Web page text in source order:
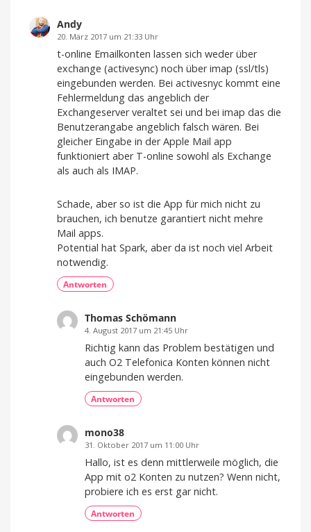
Andy
20. März 2017 um 21:33 Uhr
t-online Emailkonten lassen sich weder über
exchange (activesync) noch über imap (ssl/tls)
eingebunden werden. Bei activesnyc kommt eine
Fehlermeldung das angeblich der
Exchangeserver veraltet sei und bei imap das die
Benutzerangabe angeblich falsch wären. Bei
gleicher Eingabe in der Apple Mail app
funktioniert aber T-online sowohl als Exchange
als auch als IMAP.
Schade, aber so ist die App für mich nicht zu
brauchen, ich benutze garantiert nicht mehre
Mail apps.
Potential hat Spark, aber da ist noch viel Arbeit
notwendig.
Antworten
Thomas Schömann
4. August 2017 um 21:45 Uhr
Richtig kann das Problem bestätigen und
auch O2 Telefonica Konten können nicht
eingebunden werden.
Antworten
mono38
31. Oktober 2017 um 11:00 Uhr
Hallo, ist es denn mittlerweile möglich, die
App mit o2 Konten zu nutzen? Wenn nicht,
probiere ich es erst gar nicht.
Antworten